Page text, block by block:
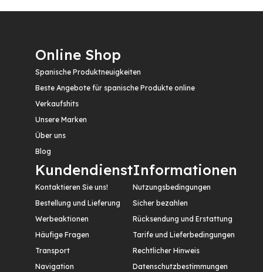
Online Shop
Spanische Produktneuigkeiten
Beste Angebote für spanische Produkte online
Verkaufshits
Unsere Marken
Über uns
Blog
Kundendienst
Kontaktieren Sie uns!
Bestellung und Lieferung
Werbeaktionen
Häufige Fragen
Transport
Navigation
Informationen
Nutzungsbedingungen
Sicher bezahlen
Rücksendung und Erstattung
Tarife und Lieferbedingungen
Rechtlicher Hinweis
Datenschutzbestimmungen